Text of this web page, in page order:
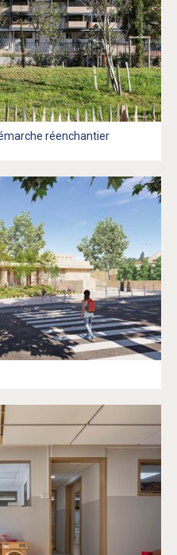
réenchantier